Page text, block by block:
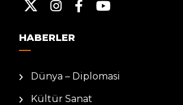
HABERLER
Dünya – Diplomasi
Kültür Sanat